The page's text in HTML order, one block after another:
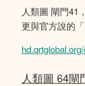
人類圖 閘門41
更與官方說的
人類圖 64閘